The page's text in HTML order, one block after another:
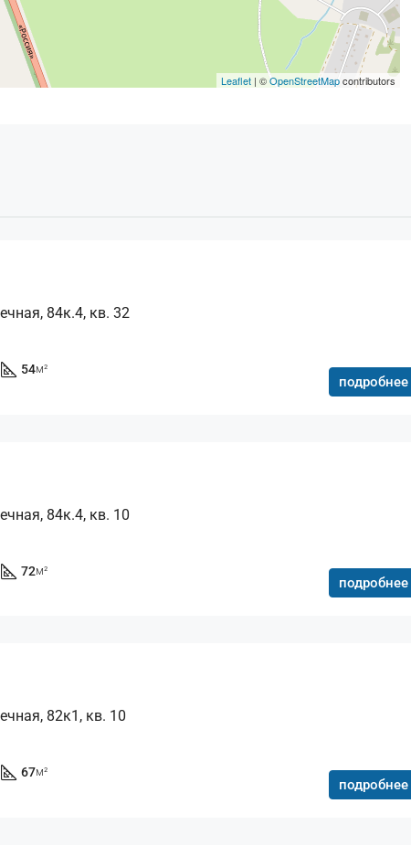
Leaflet| ©OpenStreetMapcontributors
84к.4, кв. 32
54м²
подробнее
84к.4, кв. 10
72м²
подробнее
82к1, кв. 10
67м²
подробнее